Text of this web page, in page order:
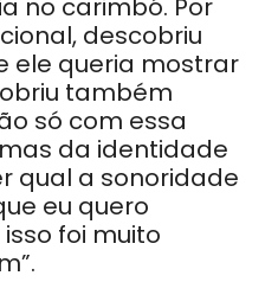
no carimbó. Por
descobriu
ele queria mostrar
também
só com essa
da identidade
qual a sonoridade
eu quero
foi muito